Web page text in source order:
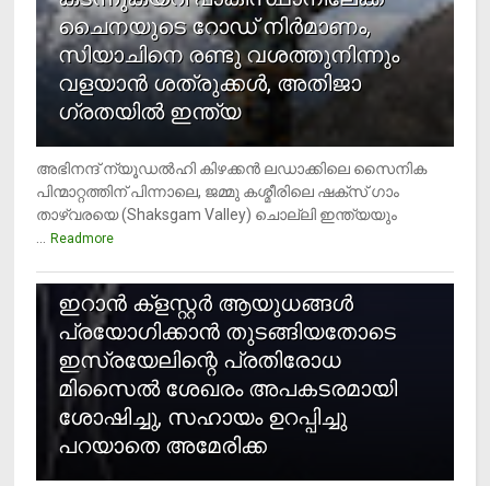
ചൈനയുടെ റോഡ് നിർമാണം,
സിയാചിനെ രണ്ടു വശത്തുനിന്നും
വളയാൻ ശത്രുക്കൾ, അതിജാ​
ഗ്രതയിൽ ഇന്ത്യ
അഭിനന്ദ് ന്യൂഡൽഹി കിഴക്കൻ ലഡാക്കിലെ സൈനിക
പിന്മാറ്റത്തിന് പിന്നാലെ, ജമ്മു കശ്മീരിലെ ഷക്സ് ​ഗാം
താഴ്‌വരയെ (Shaksgam Valley) ചൊല്ലി ഇന്ത്യയും
... Readmore
ഇറാന്‍ ക്‌ളസ്റ്റര്‍ ആയുധങ്ങള്‍
പ്രയോഗിക്കാന്‍ തുടങ്ങിയതോടെ
ഇസ്രയേലിന്റെ പ്രതിരോധ
മിസൈല്‍ ശേഖരം അപകടരമായി
ശോഷിച്ചു, സഹായം ഉറപ്പിച്ചു
പറയാതെ അമേരിക്ക